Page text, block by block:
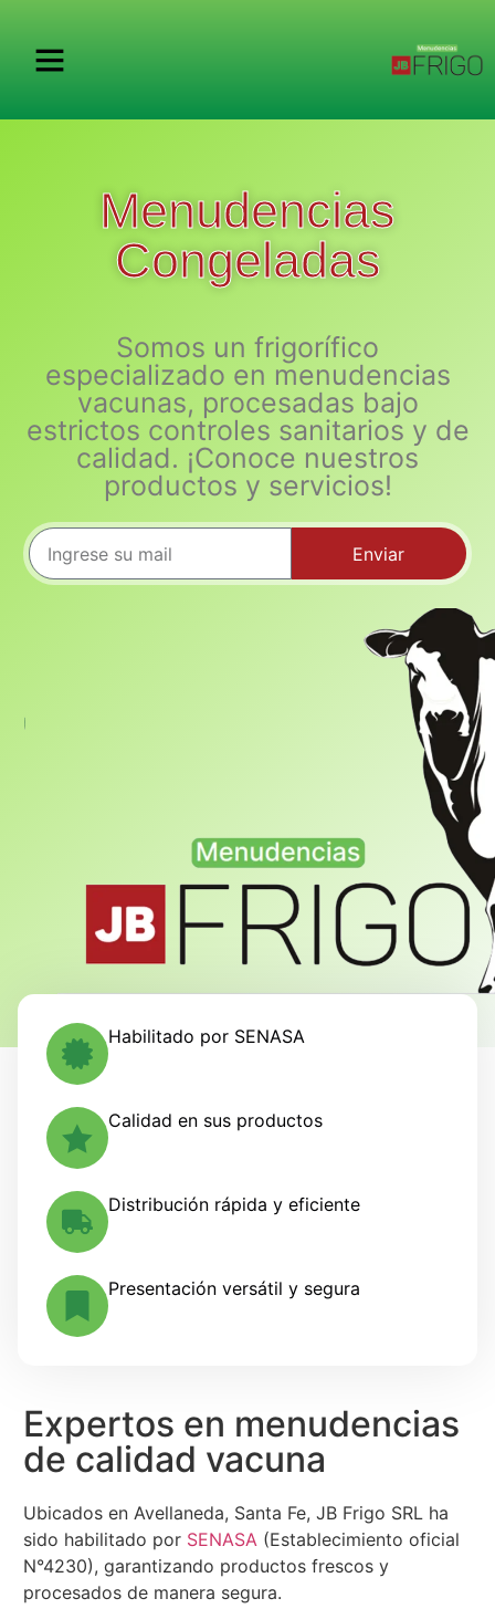
Menudencias
Congeladas
Somos un frigorífico
especializado en menudencias
vacunas, procesadas bajo
estrictos controles sanitarios y de
calidad. ¡Conoce nuestros
productos y servicios!
Enviar
Habilitado por SENASA
Calidad en sus productos
Distribución rápida y eficiente
Presentación versátil y segura
Expertos en menudencias
de calidad vacuna
Ubicados en Avellaneda, Santa Fe, JB Frigo SRL ha
sido habilitado por SENASA (Establecimiento oficial
N°4230), garantizando productos frescos y
procesados de manera segura.